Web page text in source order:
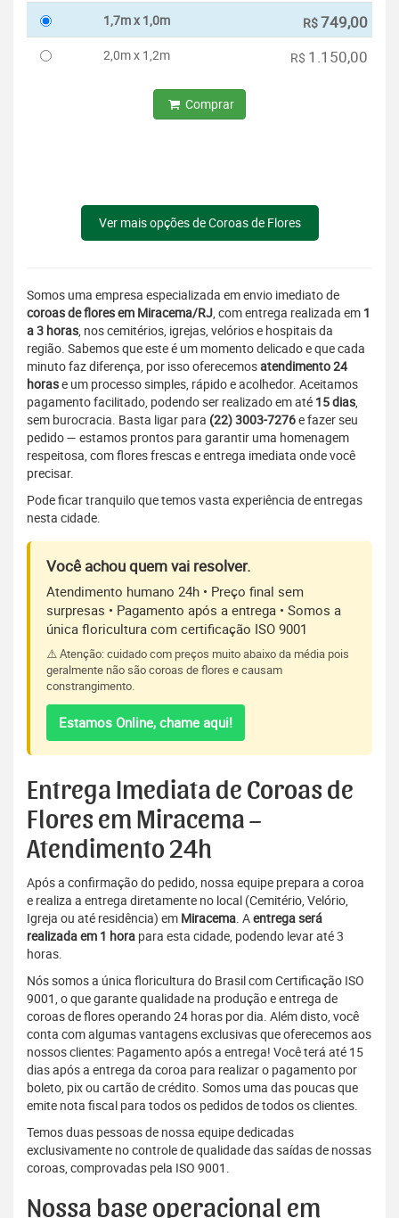
1,7m x 1,0m R$749,00
2,0m x 1,2m R$ 1.150,00
Comprar
Ver mais opções de Coroas de Flores
Somos uma empresa especializada em envio imediato de
coroas de flores em Miracema/RJ, com entrega realizada em 1
a 3 horas, nos cemitérios, igrejas, velórios e hospitais da
região. Sabemos que este é um momento delicado e que cada
minuto faz diferença, por isso oferecemosatendimento 24
horase um processo simples, rápido e acolhedor. Aceitamos
pagamento facilitado, podendo ser realizado em até 15 dias,
sem burocracia. Basta ligar para (22) 3003-7276e fazer seu
pedido — estamos prontos para garantir uma homenagem
respeitosa, com flores frescas e entrega imediata onde você
precisar.
Pode ficar tranquilo que temos vasta experiência de entregas
nesta cidade.
Você achou quem vai resolver.
Atendimento humano 24h • Preço final sem
surpresas • Pagamento após a entrega • Somos a
única floricultura com certificação ISO 9001
⚠️ Atenção: cuidado com preços muito abaixo da média pois
geralmente não são coroas de flores e causam
constrangimento.
Estamos Online, chame aqui!
Entrega Imediata de Coroas de
Flores em Miracema –
Atendimento 24h
Após a confirmação do pedido, nossa equipe prepara a coroa
e realiza a entrega diretamente no local (Cemitério, Velório,
Igreja ou até residência) em Miracema. Aentrega será
realizada em 1 hora para esta cidade, podendo levar até 3
horas.
Nós somos a única floricultura do Brasil com Certificação ISO
9001, o que garante qualidade na produção e entrega de
coroas de flores operando 24 horas por dia. Além disto, você
conta com algumas vantagens exclusivas que oferecemos aos
nossos clientes: Pagamento após a entrega! Você terá até 15
dias após a entrega da coroa para realizar o pagamento por
boleto, pix ou cartão de crédito. Somos uma das poucas que
emite nota fiscal para todos os pedidos de todos os clientes.
Temos duas pessoas de nossa equipe dedicadas
exclusivamente no controle de qualidade das saídas de nossas
coroas, comprovadas pela ISO 9001.
Nossa base operacional em